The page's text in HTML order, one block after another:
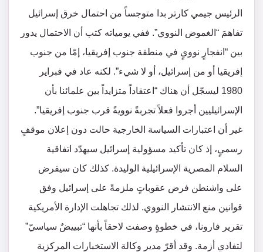
الرئيس جيمي كارتر بدا متوجساً من احتمال خرق إسرائيل
تفاهمَ “الغموض النووي”. ففي يومياته كتب أن الاحتمال يدور
بين “انفجارٍ نوويٍ في منطقة جنوب إفريقيا، إمّا من جنوب
إفريقيا أو من إسرائيل، أو لا شيء”. لكنه عاد في فبراير
1980 ليسجّل أن هناك “اعتقاداً متزايداً بين علمائنا بأن
الإسرائيليين أجروا فعلاً تجربةً نوويةً قرب جنوب إفريقيا”.
غير أن اعتبارات السياسة الخارجية حالت دون إعلان موقفٍ
رسميٍ، إذ كان تأكيد مسؤولية إسرائيل سيهدّد اتفاقية
السلام المصرية الإسرائيلية الوليدة. كذلك كان سيفرض
على واشنطن فرض عقوباتٍ ملزمةً على إسرائيل وفق
قوانين منع الانتشار النووي. لذلك تجاهلت الإدارة الأمريكية
تقرير فارونا، في خطوةٍ وصفت لاحقاً بأنها “تبييضٌ سياسيّ”
لتفادي أزمة. وقد أقرّ مدير وكالة الاستخبارات المركزية